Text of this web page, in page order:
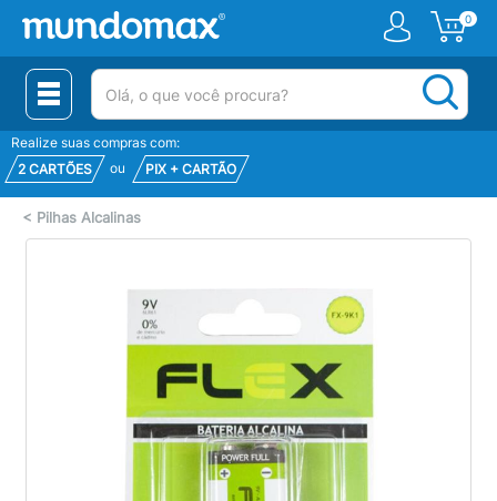
0
(pesquisar)
Realize suas compras com:
2 CARTÕES
ou PIX + CARTÃO
< Pilhas Alcalinas